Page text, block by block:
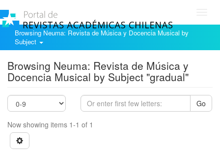
Browsing Neuma: Revista de Música y Docencia Musical by
Subject
Browsing Neuma: Revista de Música y
Docencia Musical by Subject "gradual"
Go
Now showing items 1-1 of 1